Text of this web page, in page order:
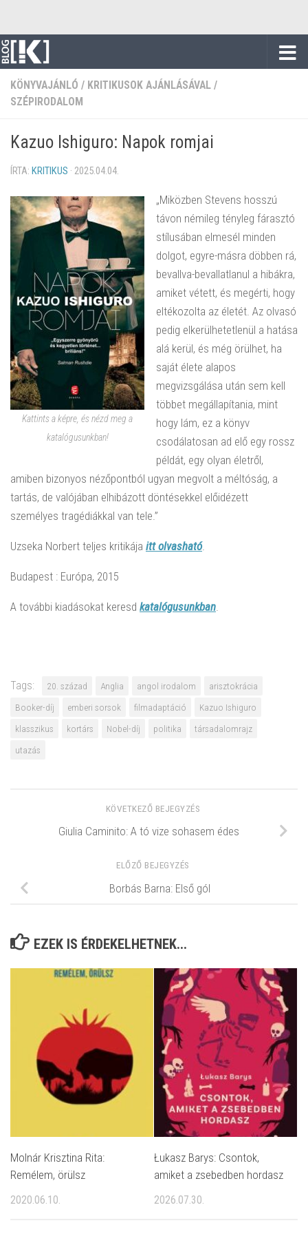
KÖNYVAJÁNLÓ / KRITIKUSOK AJÁNLÁSÁVAL /
SZÉPIRODALOM
Kazuo Ishiguro: Napok romjai
ÍRTA: KRITIKUS · 2025.04.04.
Kattints a képre, és nézd meg a
katalógusunkban!
„Miközben Stevens hosszú
távon némileg tényleg fárasztó
stílusában elmesél minden
dolgot, egyre-másra döbben rá,
bevallva-bevallatlanul a hibákra,
amiket vétett, és megérti, hogy
eltékozolta az életét. Az olvasó
pedig elkerülhetetlenül a hatása
alá kerül, és még örülhet, ha
saját élete alapos
megvizsgálása után sem kell
többet megállapítania, mint
hogy lám, ez a könyv
csodálatosan ad elő egy rossz
példát, egy olyan életről,
amiben bizonyos nézőpontból ugyan megvolt a méltóság, a
tartás, de valójában elhibázott döntésekkel előidézett
személyes tragédiákkal van tele.”
Uzseka Norbert teljes kritikája itt olvasható.
Budapest : Európa, 2015
A további kiadásokat keresd katalógusunkban
Tags: 20. század Anglia angol irodalom
arisztokrácia
Booker-díj
emberi sorsok filmadaptáció
Kazuo Ishiguro
klasszikus
kortárs Nobel-díj politika
társadalomrajz
utazás
KÖVETKEZŐ BEJEGYZÉS
Giulia Caminito: A tó vize sohasem édes
ELŐZŐ BEJEGYZÉS
Borbás Barna: Első gól
EZEK IS ÉRDEKELHETNEK...
Molnár Krisztina Rita:
Remélem, örülsz
2020.06.10.
Łukasz Barys: Csontok,
amiket a zsebedben hordasz
2026.07.30.